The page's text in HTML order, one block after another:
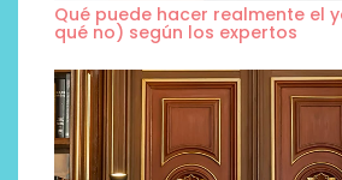
Qué puede hacer realmente el
qué no) según los expertos